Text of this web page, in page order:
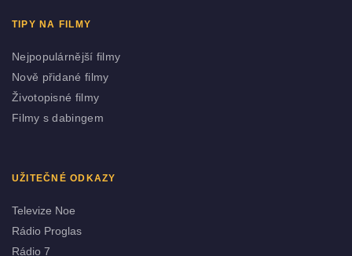
TIPY NA FILMY
Nejpopulárnější filmy
Nově přidané filmy
Životopisné filmy
Filmy s dabingem
UŽITEČNÉ ODKAZY
Televize Noe
Rádio Proglas
Rádio 7